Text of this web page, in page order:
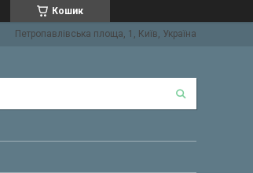
Кошик
Петропавлівська площа, 1, Київ, Україна